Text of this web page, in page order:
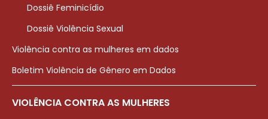
Dossiê Feminicídio
Dossiê Violência Sexual
Violência contra as mulheres em dados
Boletim Violência de Gênero em Dados
VIOLÊNCIA CONTRA AS MULHERES